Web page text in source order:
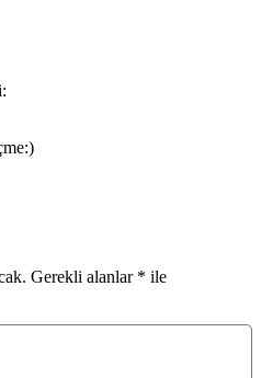
Gerekli alanlar * ile